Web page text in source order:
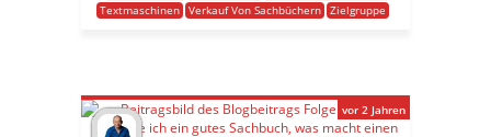
Textmaschinen Verkauf Von Sachbüchern Zielgruppe
vor 2 Jahren